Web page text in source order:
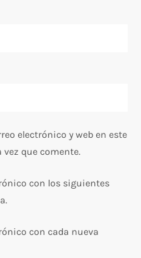
electrónico y web en este
que comente.
con los siguientes
con cada nueva